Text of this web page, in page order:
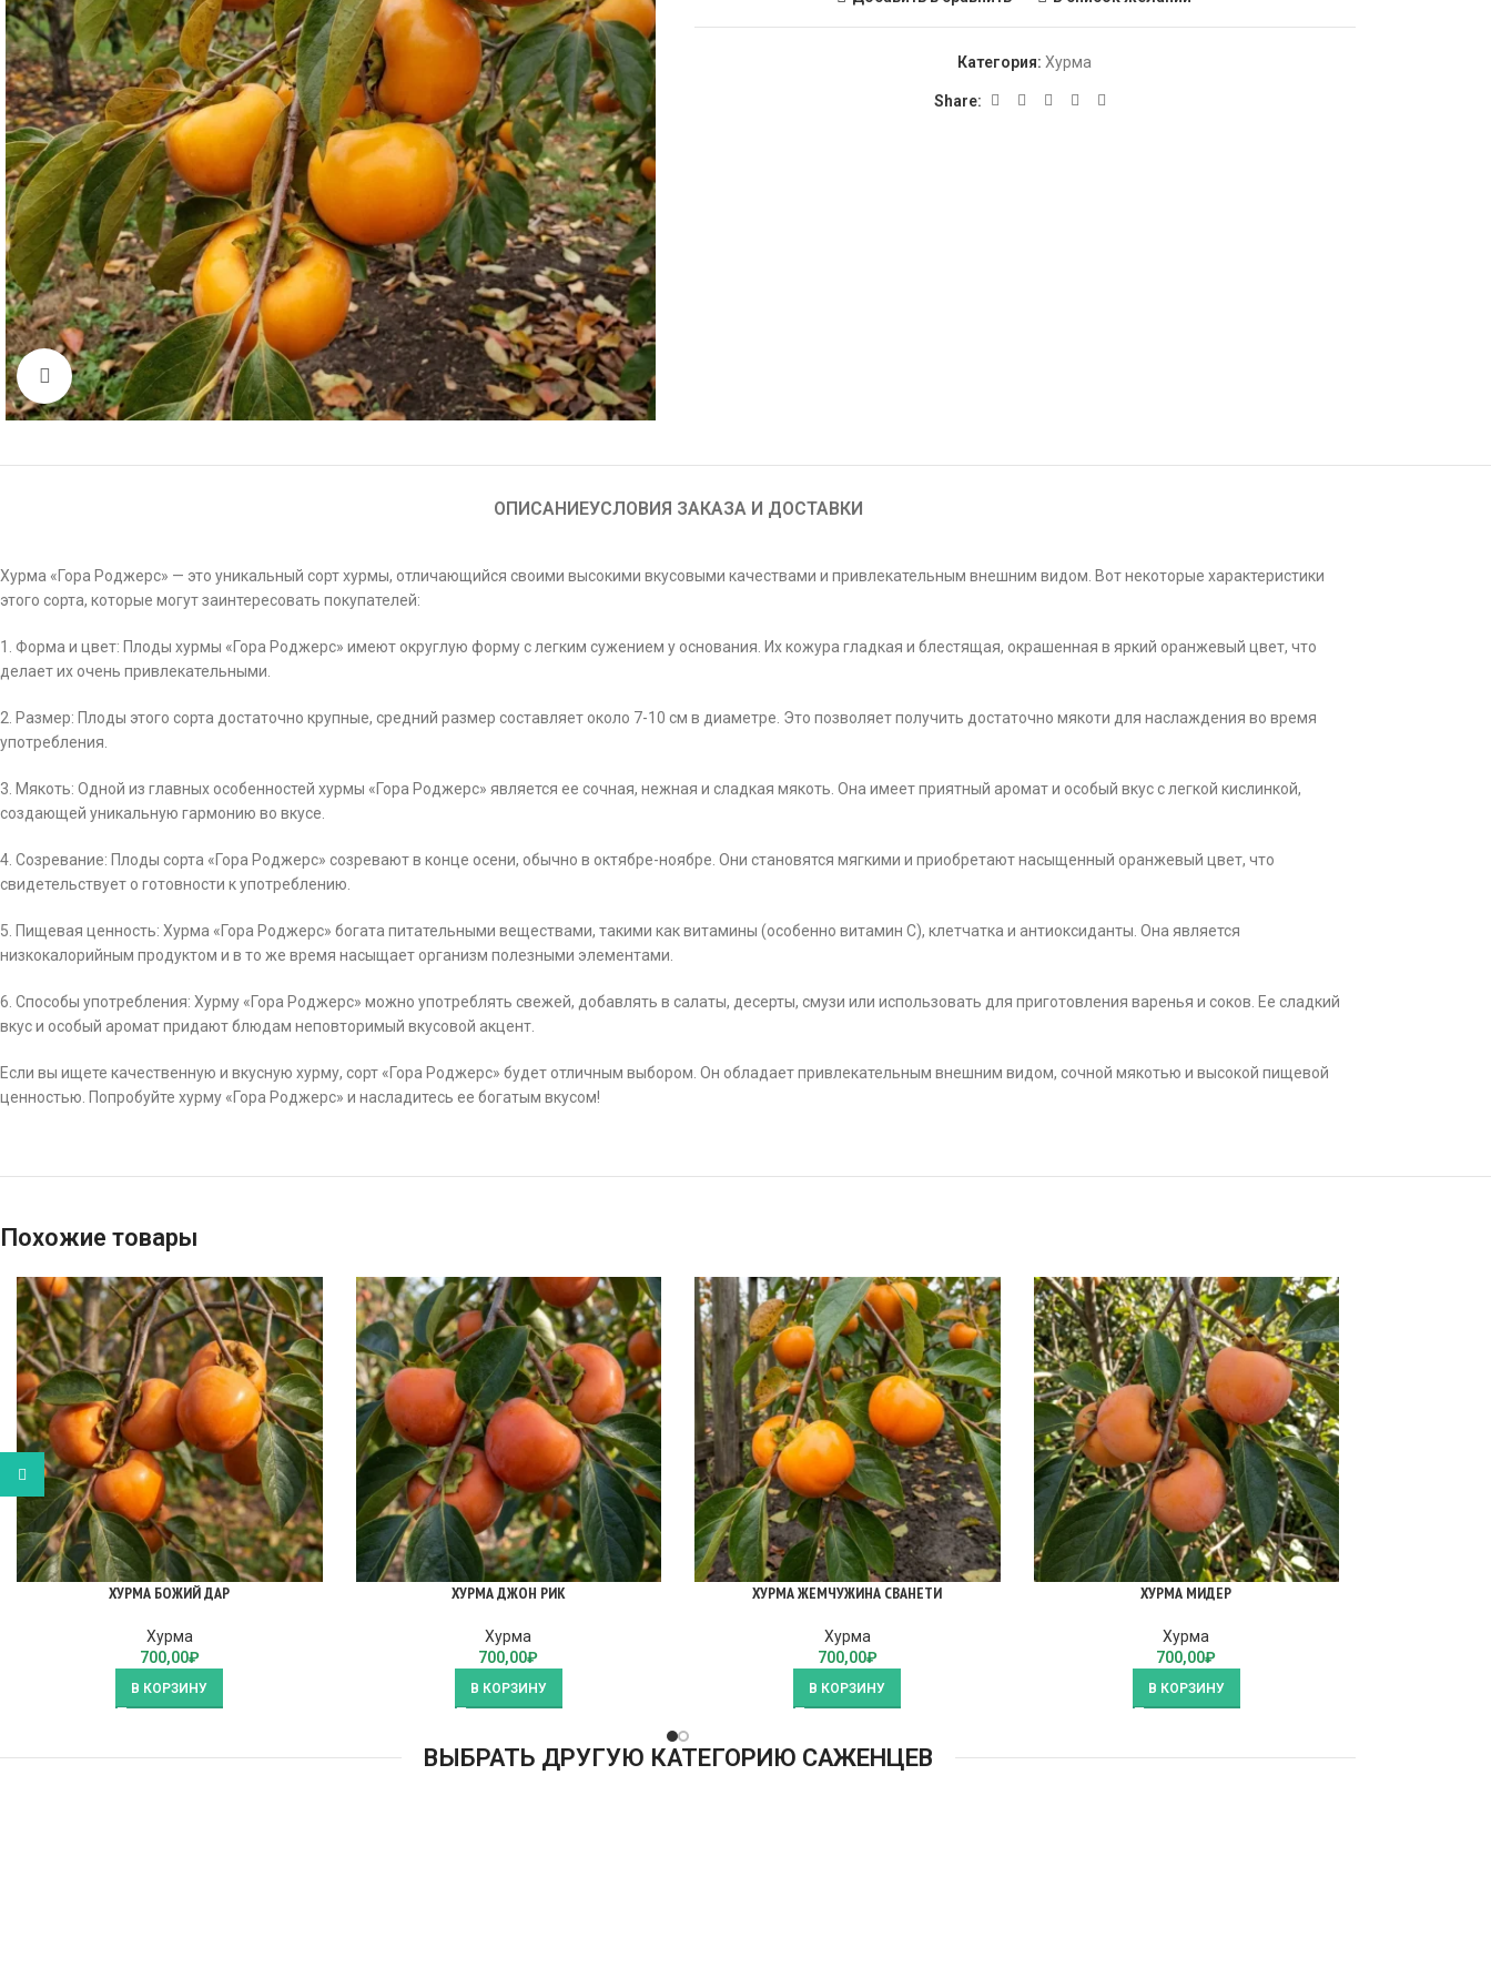
Click to enlarge
Категория: Хурма
Share:
ОПИСАНИЕУСЛОВИЯ ЗАКАЗА И ДОСТАВКИ
Хурма «Гора Роджерс» — это уникальный сорт хурмы, отличающийся своими высокими вкусовыми качествами и привлекательным внешним видом. Вот некоторые характеристики
этого сорта, которые могут заинтересовать покупателей:
1. Форма и цвет: Плоды хурмы «Гора Роджерс» имеют округлую форму с легким сужением у основания. Их кожура гладкая и блестящая, окрашенная в яркий оранжевый цвет, что
делает их очень привлекательными.
2. Размер: Плоды этого сорта достаточно крупные, средний размер составляет около 7-10 см в диаметре. Это позволяет получить достаточно мякоти для наслаждения во время
употребления.
3. Мякоть: Одной из главных особенностей хурмы «Гора Роджерс» является ее сочная, нежная и сладкая мякоть. Она имеет приятный аромат и особый вкус с легкой кислинкой,
создающей уникальную гармонию во вкусе.
4. Созревание: Плоды сорта «Гора Роджерс» созревают в конце осени, обычно в октябре-ноябре. Они становятся мягкими и приобретают насыщенный оранжевый цвет, что
свидетельствует о готовности к употреблению.
5. Пищевая ценность: Хурма «Гора Роджерс» богата питательными веществами, такими как витамины (особенно витамин С), клетчатка и антиоксиданты. Она является
низкокалорийным продуктом и в то же время насыщает организм полезными элементами.
6. Способы употребления: Хурму «Гора Роджерс» можно употреблять свежей, добавлять в салаты, десерты, смузи или использовать для приготовления варенья и соков. Ее сладкий
вкус и особый аромат придают блюдам неповторимый вкусовой акцент.
Если вы ищете качественную и вкусную хурму, сорт «Гора Роджерс» будет отличным выбором. Он обладает привлекательным внешним видом, сочной мякотью и высокой пищевой
ценностью. Попробуйте хурму «Гора Роджерс» и насладитесь ее богатым вкусом!
Похожие товары
ХУРМА БОЖИЙ ДАР
Хурма
700,00₽
В КОРЗИНУ
ХУРМА ДЖОН РИК
Хурма
700,00₽
В КОРЗИНУ
ХУРМА ЖЕМЧУЖИНА СВАНЕТИ
Хурма
700,00₽
В КОРЗИНУ
ХУРМА МИДЕР
Хурма
700,00₽
В КОРЗИНУ
ВЫБРАТЬ ДРУГУЮ КАТЕГОРИЮ САЖЕНЦЕВ
WhatsApp